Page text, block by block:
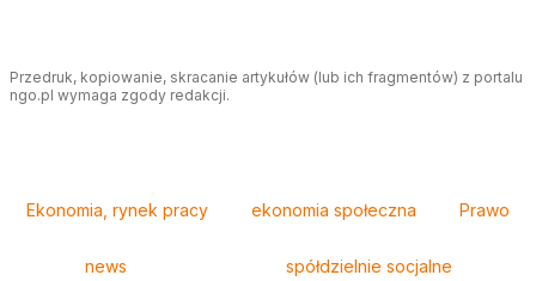
Przedruk, kopiowanie, skracanie artykułów (lub ich fragmentów) z portalu
ngo.pl wymaga zgody redakcji.
Ekonomia, rynek pracy ekonomia społeczna Prawo
news spółdzielnie socjalne